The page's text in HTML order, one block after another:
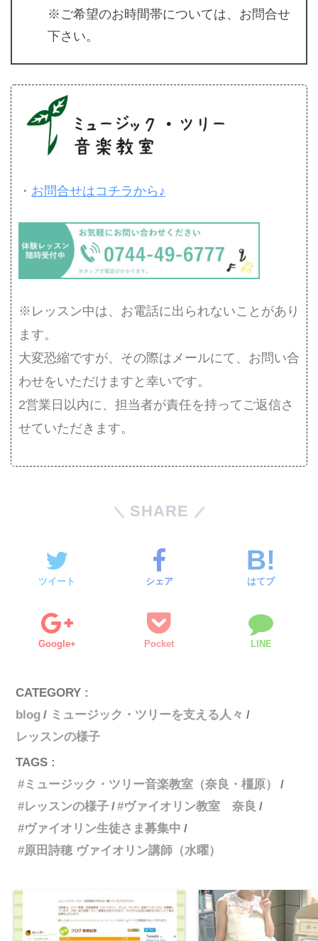
※ご希望のお時間帯については、お問合せ
下さい。
・ お問合せはコチラから♪
※レッスン中は、お電話に出られないことがあり
ます。
大変恐縮ですが、その際はメールにて、お問い合
わせをいただけますと幸いです。
2営業日以内に、担当者が責任を持ってご返信さ
せていただきます。
SHARE
ツイート シェア はてブ
Google+ Pocket LINE
CATEGORY :
blog
ミュージック・ツリーを支える人々
レッスンの様子
TAGS :
ミュージック・ツリー音楽教室（奈良・橿原）
レッスンの様子
ヴァイオリン教室 奈良
ヴァイオリン生徒さま募集中
原田詩穂 ヴァイオリン講師（水曜）